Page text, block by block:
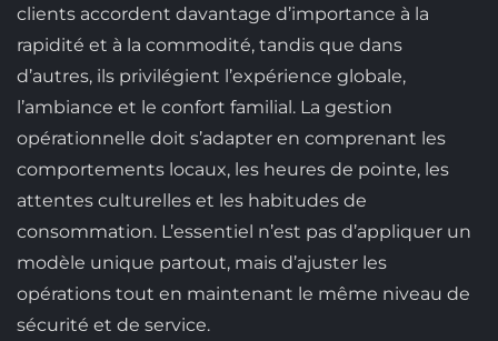
clients accordent davantage d’importance à la
rapidité et à la commodité, tandis que dans
d’autres, ils privilégient l’expérience globale,
l’ambiance et le confort familial. La gestion
opérationnelle doit s’adapter en comprenant les
comportements locaux, les heures de pointe, les
attentes culturelles et les habitudes de
consommation. L’essentiel n’est pas d’appliquer un
modèle unique partout, mais d’ajuster les
opérations tout en maintenant le même niveau de
sécurité et de service.